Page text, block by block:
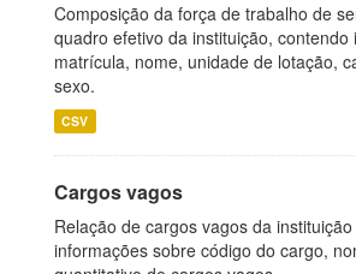
Composição da força de trabalho de
quadro efetivo da instituição, contendo
matrícula, nome, unidade de lotação,
sexo.
CSV
Cargos vagos
Relação de cargos vagos da
informações sobre código do cargo,